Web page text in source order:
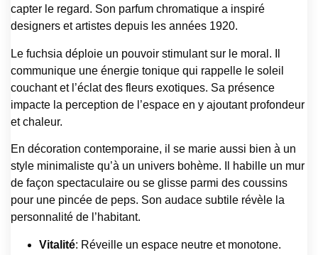
capter le regard. Son parfum chromatique a inspiré
designers et artistes depuis les années 1920.
Le fuchsia déploie un pouvoir stimulant sur le moral. Il
communique une énergie tonique qui rappelle le soleil
couchant et l’éclat des fleurs exotiques. Sa présence
impacte la perception de l’espace en y ajoutant profondeur
et chaleur.
En décoration contemporaine, il se marie aussi bien à un
style minimaliste qu’à un univers bohème. Il habille un mur
de façon spectaculaire ou se glisse parmi des coussins
pour une pincée de peps. Son audace subtile révèle la
personnalité de l’habitant.
Vitalité: Réveille un espace neutre et monotone.